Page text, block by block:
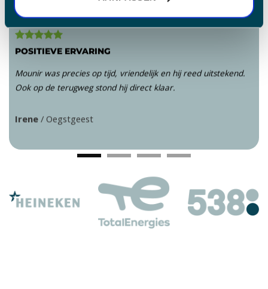
POSITIEVE ERVARING
Mounir was precies op tijd, vriendelijk en hij reed uitstekend.
Ook op de terugweg stond hij direct klaar.
Irene / Oegstgeest